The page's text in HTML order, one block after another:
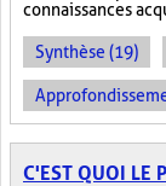
connaissances
Synthèse (19)
C'EST QUOI LE